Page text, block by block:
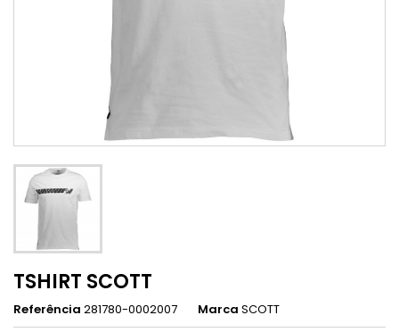
TSHIRT SCOTT
Referência 281780-0002007 Marca SCOTT